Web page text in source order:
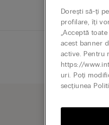
Mergi la
Dorești să-ți
profilare, îți
„Acceptă
acest banner
active. Pentru
https://
uri. Poți
secțiunea